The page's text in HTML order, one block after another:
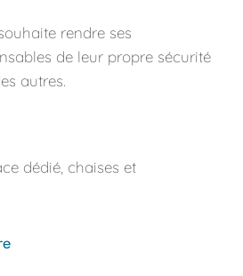
rendre ses
de leur propre sécurité
autres.
dédié, chaises et